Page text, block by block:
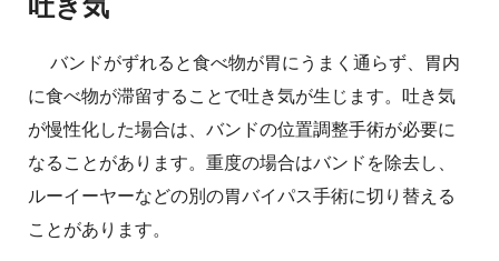
バンドがずれると食べ物が胃にうまく通らず、胃内
に食べ物が滞留することで吐き気が生じます。吐き気
が慢性化した場合は、バンドの位置調整手術が必要に
なることがあります。重度の場合はバンドを除去し、
ルーイーヤーなどの別の胃バイパス手術に切り替える
ことがあります。